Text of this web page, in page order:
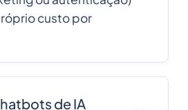
custo por
de IA